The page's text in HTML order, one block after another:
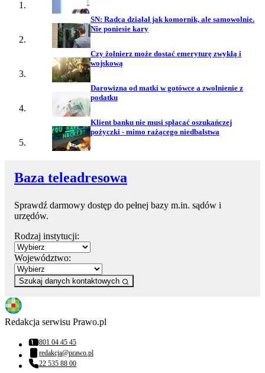
SN: Radca działał jak komornik, ale samowolnie.
Nie poniesie kary
Czy żołnierz może dostać emeryturę zwykłą i
wojskową
Darowizna od matki w gotówce a zwolnienie z
podatku
Klient banku nie musi spłacać oszukańczej
pożyczki - mimo rażącego niedbalstwa
Baza teleadresowa
Sprawdź darmowy dostęp do pełnej bazy m.in. sądów i
urzędów.
Rodzaj instytucji:
Województwo:
Szukaj danych kontaktowych
Redakcja serwisu Prawo.pl
Numer telefonu:
801 04 45 45
Adres email:
redakcja@prawo.pl
Numer telefonu:
22 535 88 00